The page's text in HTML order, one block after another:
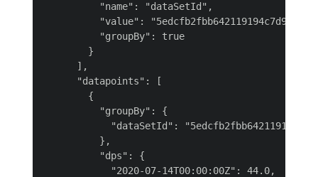
          "name": "dataSetId",
"value":
          "groupBy": true
        }
      ],
      "datapoints": [
        {
          "groupBy": {
"dataSetId":
          },
          "dps": {
            "2020-07-14T00:00:00Z": 44.0,